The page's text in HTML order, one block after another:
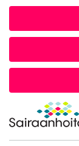
Etusivulle